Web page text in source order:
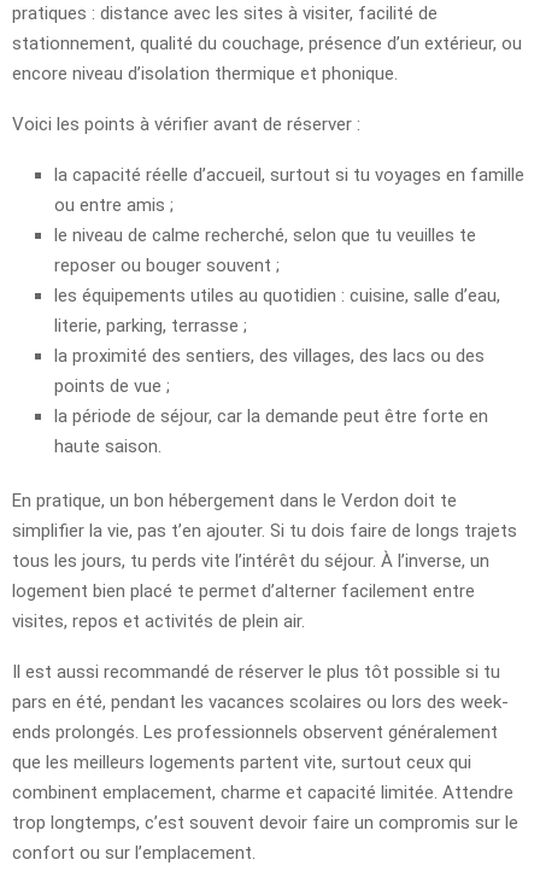
pratiques : distance avec les sites à visiter, facilité de
stationnement, qualité du couchage, présence d’un extérieur, ou
encore niveau d’isolation thermique et phonique.
Voici les points à vérifier avant de réserver :
la capacité réelle d’accueil, surtout si tu voyages en famille
ou entre amis ;
le niveau de calme recherché, selon que tu veuilles te
reposer ou bouger souvent ;
les équipements utiles au quotidien : cuisine, salle d’eau,
literie, parking, terrasse ;
la proximité des sentiers, des villages, des lacs ou des
points de vue ;
la période de séjour, car la demande peut être forte en
haute saison.
En pratique, un bon hébergement dans le Verdon doit te
simplifier la vie, pas t’en ajouter. Si tu dois faire de longs trajets
tous les jours, tu perds vite l’intérêt du séjour. À l’inverse, un
logement bien placé te permet d’alterner facilement entre
visites, repos et activités de plein air.
Il est aussi recommandé de réserver le plus tôt possible si tu
pars en été, pendant les vacances scolaires ou lors des week-
ends prolongés. Les professionnels observent généralement
que les meilleurs logements partent vite, surtout ceux qui
combinent emplacement, charme et capacité limitée. Attendre
trop longtemps, c’est souvent devoir faire un compromis sur le
confort ou sur l’emplacement.